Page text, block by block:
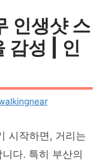
인생샷 스
감성 | 인
시작하면, 거리는
다. 특히 부산의